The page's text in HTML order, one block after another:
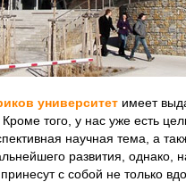
университетимеет
того, у нас уже есть
научная тема, а
развития, однако,
с собой не только